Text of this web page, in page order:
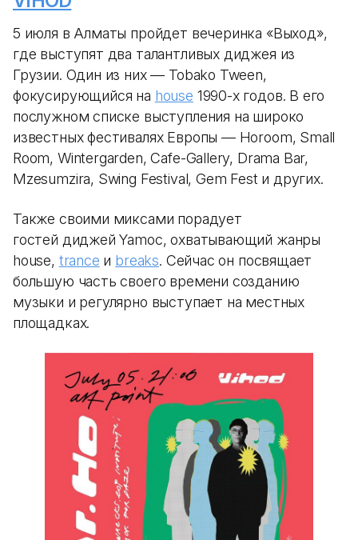
5 июля в Алматы пройдет вечеринка «Выход»,
где выступят два талантливых диджея из
Грузии. Один из них — Tobako Tween,
фокусирующийся на house 1990-х годов. В его
послужном списке выступления на широко
известных фестивалях Европы — Horoom, Small
Room, Wintergarden, Cafe-Gallery, Drama Bar,
Mzesumzira, Swing Festival, Gem Fest и других.
Также своими миксами порадует
гостей диджей Yamoc, охватывающий жанры
house, trance и breaks. Сейчас он посвящает
большую часть своего времени созданию
музыки и регулярно выступает на местных
площадках.